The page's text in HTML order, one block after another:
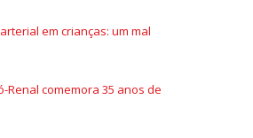
em crianças: um mal
Renal comemora 35 anos de